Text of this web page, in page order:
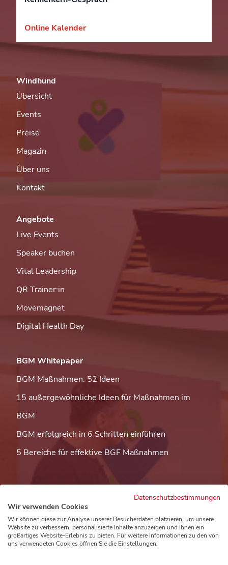
Online Kalender
Windhund
Übersicht
Events
Preise
Magazin
Über uns
Kontakt
Angebote
Live Events
Speaker buchen
Vital Leadership
QR Trainer:in
Movemagnet
Digital Health Day
BGM Whitepaper
BGM Maßnahmen: 52 Ideen
15 außergewöhnliche Ideen für Maßnahmen im
BGM
BGM erfolgreich in 6 Schritten einführen
5 Bereiche für effektive BGF Maßnahmen
Instagram Linkedin
Datenschutzbestimmungen
Wir verwenden Cookies
Wir können diese zur Analyse unserer Besucherdaten platzieren, um unsere
Website zu verbessern, personalisierte Inhalte anzuzeigen und Ihnen ein
großartiges Website-Erlebnis zu bieten. Für weitere Informationen zu den von
uns verwendeten Cookies öffnen Sie die Einstellungen.